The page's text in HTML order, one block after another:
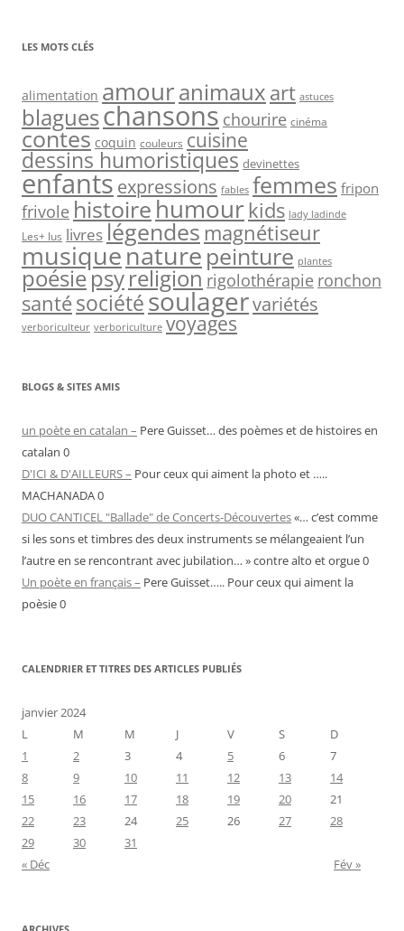
LES MOTS CLÉS
alimentation amouranimaux art astuces
blagueschansons chourire cinéma
contes coquin couleurs cuisine
dessins humoristiques devinettes
enfantsexpressions fables femmes fripon
frivole histoire humour kids lady ladinde
Les+ lus livreslégendes magnétiseur
musiquenature peinture plantes
poésiepsyreligion rigolothérapie ronchon
santésociétésoulagervariétés
verboriculteur verboriculture voyages
BLOGS & SITES AMIS
un poète en catalan – Pere Guisset… des poèmes et de histoires en
catalan 0
D'ICI & D'AILLEURS – Pour ceux qui aiment la photo et …..
MACHANADA 0
DUO CANTICEL "Ballade" de Concerts-Découvertes«… c’est comme
si les sons et timbres des deux instruments se mélangeaient l’un
l’autre en se rencontrant avec jubilation… » contre alto et orgue 0
Un poète en français – Pere Guisset….. Pour ceux qui aiment la
poèsie 0
CALENDRIER ET TITRES DES ARTICLES PUBLIÉS
janvier 2024
L
M M J V S
D
1
2 3 4 5 6
7
8
9 10 11 12 13
14
15
16 17 18 19 20
21
22
23 24 25 26 27
28
29
30
31
« Déc
Fév »